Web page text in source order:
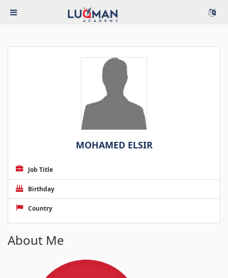
MOHAMED ELSIR
Job Title
Birthday
Country
About Me